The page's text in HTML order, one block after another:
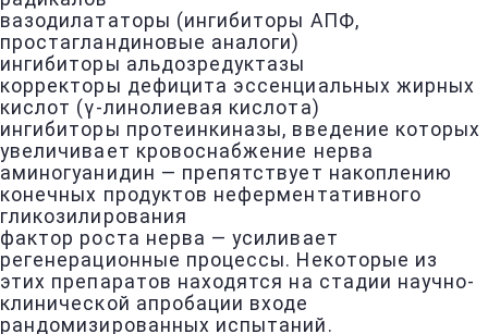
вазодилататоры (ингибиторы АПФ,
простагландиновые аналоги)
ингибиторы альдозредуктазы
корректоры дефицита эссенциальных жирных
кислот (γ-линолиевая кислота)
ингибиторы протеинкиназы, введение которых
увеличивает кровоснабжение нерва
аминогуанидин — препятствует накоплению
конечных продуктов неферментативного
гликозилирования
фактор роста нерва — усиливает
регенерационные процессы. Некоторые из
этих препаратов находятся на стадии научно-
клинической апробации входе
рандомизированных испытаний.